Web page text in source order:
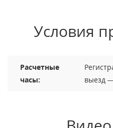
Условия
Расчетные
часы:
выезд